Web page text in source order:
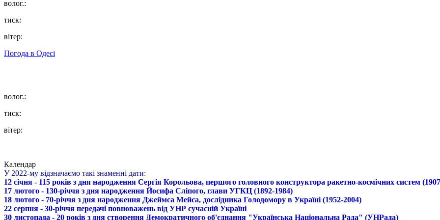
волог.:
тиск:
вітер:
Погода в Одесі
волог.:
тиск:
вітер:
Календар
У 2022-му відзначаємо такі знаменні дати:
12 січня - 115 років з дня народження Сергія Корольова, першого головного конструктора ракетно-космічних систем
17 лютого - 130-річчя з дня народження Йосифа Сліпого, глави УГКЦ (1892-1984)
18 лютого - 70-річчя з дня народження Джеймса Мейса, дослідника Голодомору в Україні (1952-2004)
22 серпня - 30-річчя передачі повноважень від УНР сучасній Україні
30 листопада - 20 років з дня створення Демократичного об'єднання "Українська Національна Рада" (УНРада)